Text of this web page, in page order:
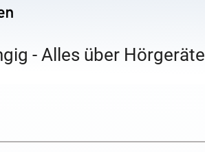
- Alles über Hörgeräte